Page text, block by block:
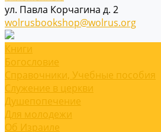
ул. Павла Корчагина д. 2
wolrusbookshop@wolrus.org
Книги
Богословие
Справочники, Учебные пособия
Служение в церкви
Душепопечение
Для молодежи
Об Израиле